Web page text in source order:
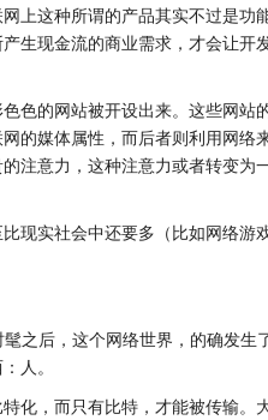
上这种所谓的产品其实不过是功
生现金流的商业需求，才会让开
色的网站被开设出来。这些网站
的媒体属性，而后者则利用网络
注意力，这种注意力或者转变为
现实社会中还要多（比如网络游
之后，这个网络世界，的确发生
人。
化，而只有比特，才能被传输。